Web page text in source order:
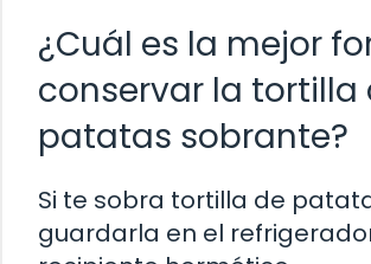
¿Cuál es la mejor
conservar la tortilla
patatas sobrante?
Si te sobra tortilla de
guardarla en el